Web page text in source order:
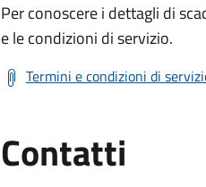
Per conoscere i dettagli di
e le condizioni di servizio.
Termini e condizioni di
Contatti